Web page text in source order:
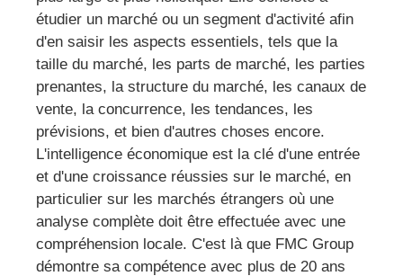
étudier un marché ou un segment d'activité afin
d'en saisir les aspects essentiels, tels que la
taille du marché, les parts de marché, les parties
prenantes, la structure du marché, les canaux de
vente, la concurrence, les tendances, les
prévisions, et bien d'autres choses encore.
L'intelligence économique est la clé d'une entrée
et d'une croissance réussies sur le marché, en
particulier sur les marchés étrangers où une
analyse complète doit être effectuée avec une
compréhension locale. C'est là que FMC Group
démontre sa compétence avec plus de 20 ans